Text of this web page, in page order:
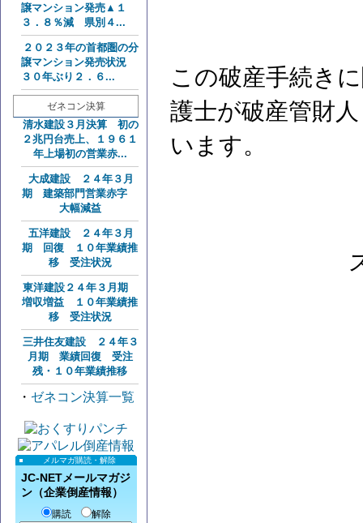
譲マンション発売▲１
３．８％減 県別４...
２０２３年の首都圏の分
譲マンション発売状況
３０年ぶり２．６...
ゼネコン決算
清水建設３月決算 初の
２兆円台売上、１９６１
年上場初の営業赤...
大成建設 ２４年３月
期 建築部門営業赤字
大幅減益
五洋建設 ２４年３月
期 回復 １０年業績推
移 受注状況
東洋建設２４年３月期
増収増益 １０年業績推
移 受注状況
三井住友建設 ２４年３
月期 業績回復 受注
残・１０年業績推移
・ ゼネコン決算一覧
メルマガ購読・解除
JC-NETメールマガジ
ン（企業倒産情報）
購読 解除
この破産手続き
護士が破産管財
います。